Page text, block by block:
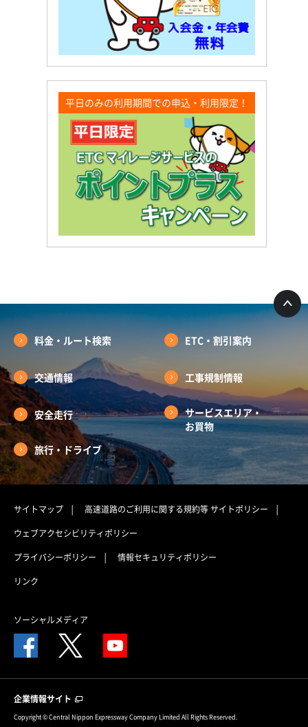
平日のみの利用期間での申込・利用限定！
料金・ルート検索 ETC・割引案内
交通情報 工事規制情報
安全走行
サービスエリア・
お買物
旅行・ドライブ
サイトマップ 高速道路のご利用に関する規約等サイトポリシー
ウェブアクセシビリティポリシー
プライバシーポリシー
情報セキュリティポリシー
リンク
ソーシャルメディア
企業情報サイト
Copyright © Central Nippon Expressway Company Limited All Rights Reserved.